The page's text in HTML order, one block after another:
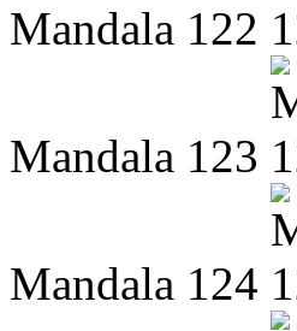
Mandala 122
Mandala 123
Mandala 124